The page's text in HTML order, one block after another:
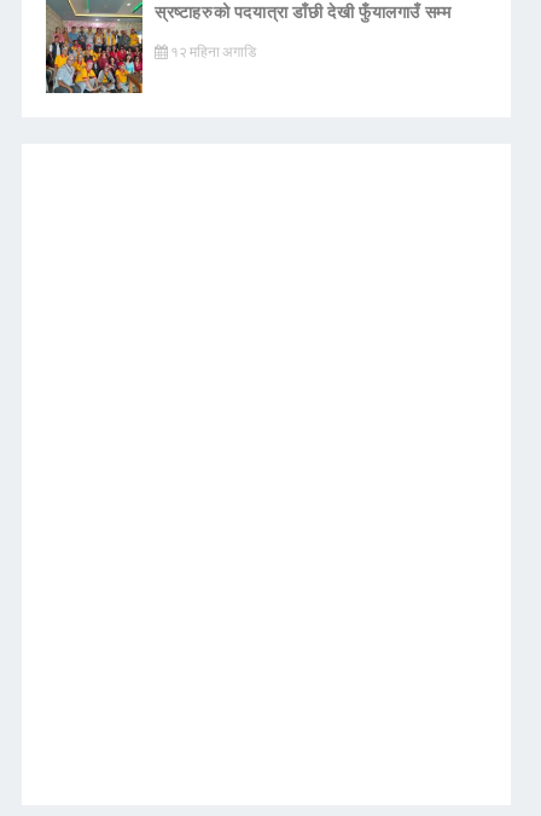
स्रष्टाहरुको पदयात्रा डाँछी देखी फुँयालगाउँ सम्म
१२ महिना अगाडि